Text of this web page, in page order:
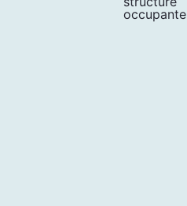
occupante